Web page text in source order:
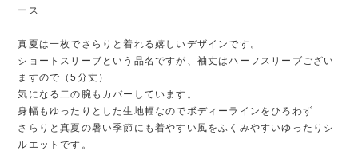
ース
真夏は一枚でさらりと着れる嬉しいデザインです。
ショートスリーブという品名ですが、袖丈はハーフスリーブござい
ますので（5分丈）
気になる二の腕もカバーしています。
身幅もゆったりとした生地幅なのでボディーラインをひろわず
さらりと真夏の暑い季節にも着やすい風をふくみやすいゆったりシ
ルエットです。